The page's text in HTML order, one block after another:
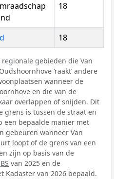
18
18
gebieden die Van
‘raakt’ andere
wanneer de
en die van de
overlappen of snijden. Dit
grens is tussen de straat en
een bepaalde manier met
gebeuren wanneer Van
loopt of de grens van een
zijn op basis van de
van 2025 en de
Kadaster van 2026 bepaald.